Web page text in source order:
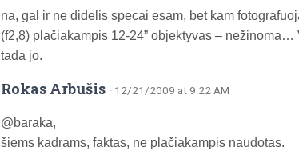
na, gal ir ne didelis specai esam, bet kam
(f2,8) plačiakampis 12-24” objektyvas –
tada jo.
Rokas Arbušis · 12/21/2009 at 9:22 AM
@baraka,
šiems kadrams, faktas, ne plačiakampis naudotas.